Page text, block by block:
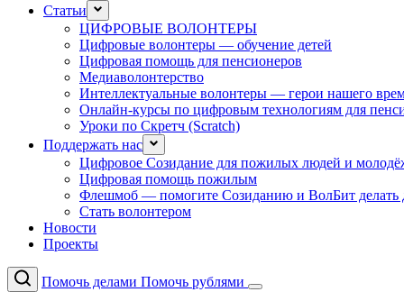
Статьи
ЦИФРОВЫЕ ВОЛОНТЕРЫ
Цифровые волонтеры — обучение детей
Цифровая помощь для пенсионеров
Медиаволонтерство
Интеллектуальные волонтеры — герои нашего
Онлайн-курсы по цифровым технологиям для
Уроки по Скретч (Scratch)
Поддержать нас
Цифровое Созидание для пожилых людей и
Цифровая помощь пожилым
Флешмоб — помогите Созиданию и ВолБит делать
Стать волонтером
Новости
Проекты
Помочь делами Помочь рублями